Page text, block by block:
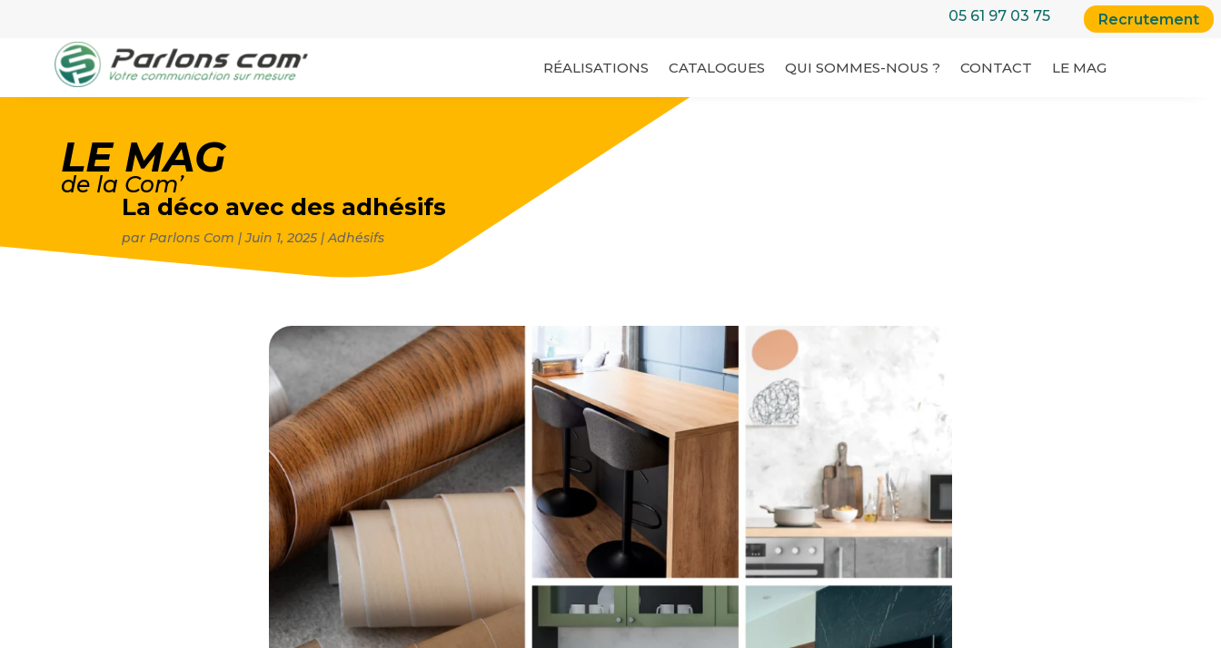
05 61 97 03 75 Recrutement
RÉALISATIONS CATALOGUES QUI SOMMES-NOUS ? CONTACT LE MAG
LE MAG
de la Com’
La déco avec des adhésifs
parParlons Com |Juin 1, 2025 |Adhésifs